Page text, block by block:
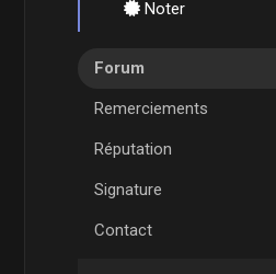
Noter
Forum
Remerciements
Réputation
Signature
Contact